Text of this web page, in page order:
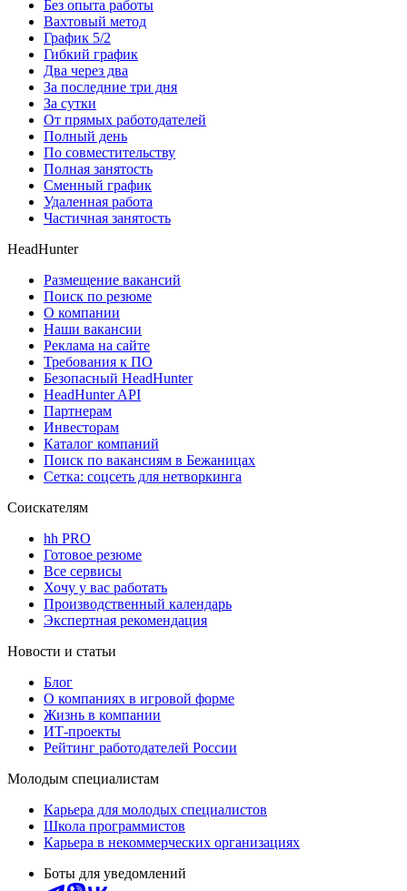
Без опыта работы
Вахтовый метод
График 5/2
Гибкий график
Два через два
За последние три дня
За сутки
От прямых работодателей
Полный день
По совместительству
Полная занятость
Сменный график
Удаленная работа
Частичная занятость
HeadHunter
Размещение вакансий
Поиск по резюме
О компании
Наши вакансии
Реклама на сайте
Требования к ПО
Безопасный HeadHunter
HeadHunter API
Партнерам
Инвесторам
Каталог компаний
Поиск по вакансиям в Бежаницах
Сетка: соцсеть для нетворкинга
Соискателям
hh PRO
Готовое резюме
Все сервисы
Хочу у вас работать
Производственный календарь
Экспертная рекомендация
Новости и статьи
Блог
О компаниях в игровой форме
Жизнь в компании
ИТ-проекты
Рейтинг работодателей России
Молодым специалистам
Карьера для молодых специалистов
Школа программистов
Карьера в некоммерческих организациях
Боты для уведомлений